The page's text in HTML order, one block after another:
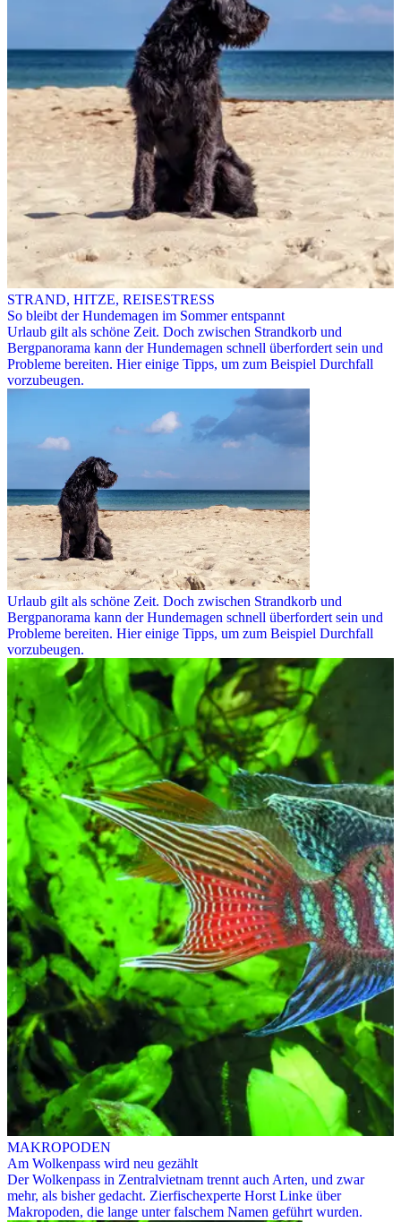
STRAND, HITZE, REISESTRESS
So bleibt der Hundemagen im Sommer entspannt
Urlaub gilt als schöne Zeit. Doch zwischen Strandkorb und
Bergpanorama kann der Hundemagen schnell überfordert sein und
Probleme bereiten. Hier einige Tipps, um zum Beispiel Durchfall
vorzubeugen.
Urlaub gilt als schöne Zeit. Doch zwischen Strandkorb und
Bergpanorama kann der Hundemagen schnell überfordert sein und
Probleme bereiten. Hier einige Tipps, um zum Beispiel Durchfall
vorzubeugen.
MAKROPODEN
Am Wolkenpass wird neu gezählt
Der Wolkenpass in Zentralvietnam trennt auch Arten, und zwar
mehr, als bisher gedacht. Zierfischexperte Horst Linke über
Makropoden, die lange unter falschem Namen geführt wurden.